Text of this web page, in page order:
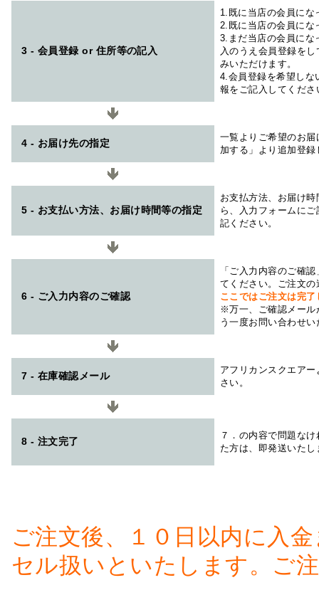
3 - 会員登録 or 住所等の記入
1.既に当店の会員にな
2.既に当店の会員にな
3.まだ当店の会員にな
入のうえ会員登録を
みいただけます。
4.会員登録を希望しな
報をご記入してくださ
4 - お届け先の指定
一覧よりご希望のお
加する」より追加登
5 - お支払い方法、お届け時間等の指定
お支払方法、お届け
ら、入力フォームに
記ください。
6 - ご入力内容のご確認
「ご入力内容のご確
てください。ご注文
ここではご注文は完
※万一、ご確認メール
う一度お問い合わせ
7 - 在庫確認メール
アフリカンスクエアー
さい。
8 - 注文完了
７．の内容で問題な
た方は、即発送いたし
ご注文後、１０日以内に入
セル扱いといたします。ご